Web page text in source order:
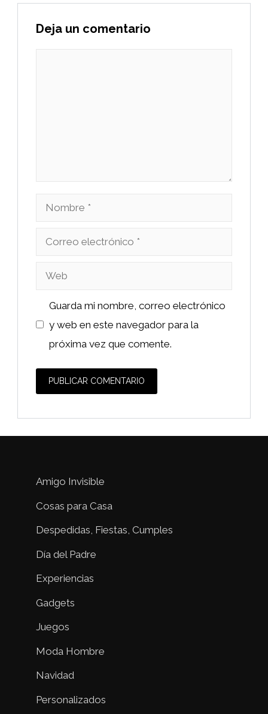
Deja un comentario
Nombre
Correo
Web
Guarda mi nombre, correo electrónico
y web en este navegador para la
próxima vez que comente.
Amigo Invisible
Cosas para Casa
Despedidas, Fiestas, Cumples
Día del Padre
Experiencias
Gadgets
Juegos
Moda Hombre
Navidad
Personalizados